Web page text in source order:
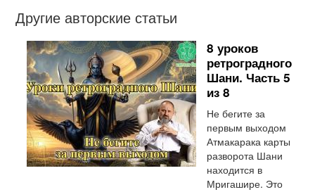
Другие авторские статьи
8 уроков
ретроградного
Шани. Часть 5
из 8
Не бегите за
первым выходом
Атмакарака карты
разворота Шани
находится в
Мригашире. Это